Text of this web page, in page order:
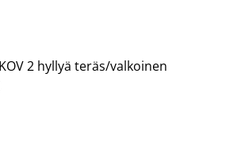
2 hyllyä teräs/valkoinen